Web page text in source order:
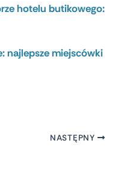
hotelu butikowego:
najlepsze miejscówki
NASTĘPNY